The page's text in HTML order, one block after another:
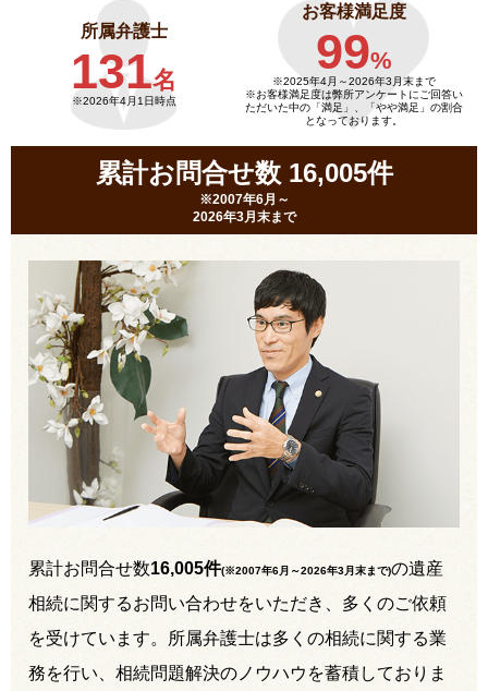
所属弁護士
131名
※2026年4月1日時点
お客様満足度
99%
※2025年4月～2026年3月末まで
※お客様満足度は弊所アンケートにご回答い
ただいた中の「満足」、「やや満足」の割合
となっております。
累計お問合せ数 16,005件
※2007年6月～
2026年3月末まで
累計お問合せ数16,005件(※2007年6月～2026年3月末まで)の遺産
相続に関するお問い合わせをいただき、多くのご依頼
を受けています。所属弁護士は多くの相続に関する業
務を行い、相続問題解決のノウハウを蓄積しておりま